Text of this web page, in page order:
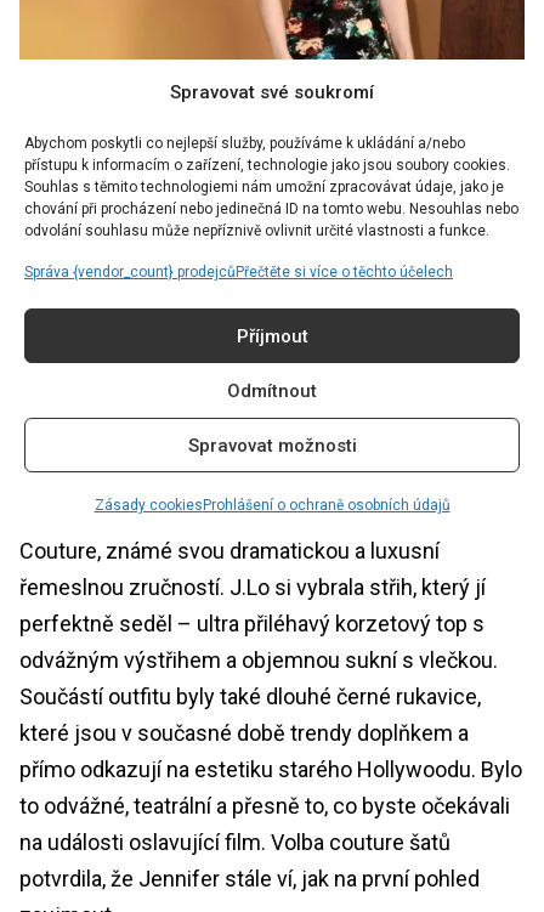
Spravovat své soukromí
Abychom poskytli co nejlepší služby, používáme k ukládání a/nebo
přístupu k informacím o zařízení, technologie jako jsou soubory cookies.
Souhlas s těmito technologiemi nám umožní zpracovávat údaje, jako je
chování při procházení nebo jedinečná ID na tomto webu. Nesouhlas nebo
odvolání souhlasu může nepříznivě ovlivnit určité vlastnosti a funkce.
Správa {vendor_count} prodejcůPřečtěte si více o těchto účelech
Příjmout
Odmítnout
Spravovat možnosti
Zásady cookiesProhlášení o ochraně osobních údajů
Foto: Nick Agro / The Academy
Jennifer Lopez
Jennifer Lopez předvedla róbu z dílny Tamary Ralph
Couture, známé svou dramatickou a luxusní
řemeslnou zručností. J.Lo si vybrala střih, který jí
perfektně seděl – ultra přiléhavý korzetový top s
odvážným výstřihem a objemnou sukní s vlečkou.
Součástí outfitu byly také dlouhé černé rukavice,
které jsou v současné době trendy doplňkem a
přímo odkazují na estetiku starého Hollywoodu. Bylo
to odvážné, teatrální a přesně to, co byste očekávali
na události oslavující film. Volba couture šatů
potvrdila, že Jennifer stále ví, jak na první pohled